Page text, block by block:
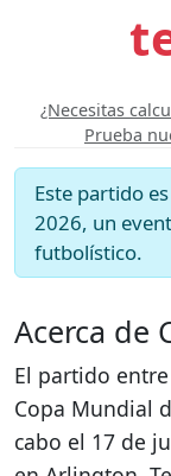
¿Necesitas
Prueba
Este partido
2026, un
futbolístico.
Acerca de
El partido
Copa Mundial
cabo el 17 de